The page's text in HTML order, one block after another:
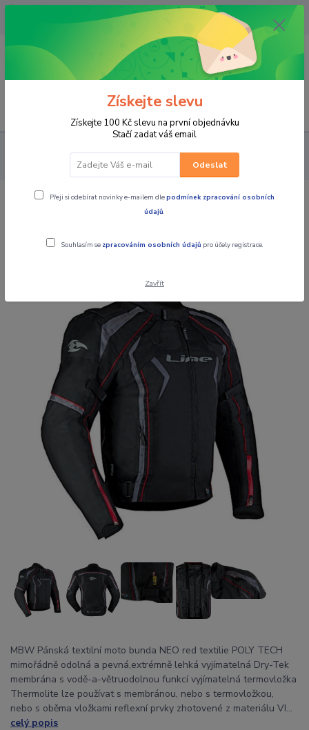
OPAVA 733537099/HLUČÍN
734541648/OLOMOUC 734593593
0,00 CZK
PRO JEZDCE BUNDY
MBW Pánská textilní moto bunda NEO
MBW Pánská textilní moto bunda NEO
MBW Pánská textilní moto bunda NEO red textilie POLY TECH
mimořádně odolná a pevná,extrémně lehká vyjímatelná Dry-Tek
membrána s vodě-a-větruodolnou funkcí vyjímatelná termovložka
Thermolite lze používat s membránou, nebo s termovložkou,
nebo s oběma vložkami reflexní prvky zhotovené z materiálu VI...
celý popis
Získejte slevu
Získejte 100 Kč slevu na první objednávku
Stačí zadat váš email
Odeslat
Přeji si odebírat novinky e-mailem dlepodmínek zpracování osobních
údajů.
Souhlasím se zpracováním osobních údajů pro účely registrace.
Zavřít